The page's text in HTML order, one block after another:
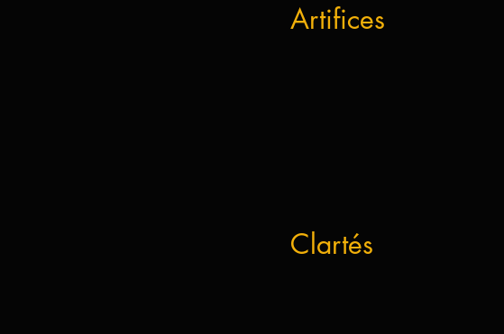
Artifices
Clartés